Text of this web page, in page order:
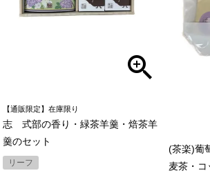
【通販限定】在庫限り
志 式部の香り・緑茶羊羹・焙茶羊
羹のセット
リーフ
(茶楽)葡
麦茶・